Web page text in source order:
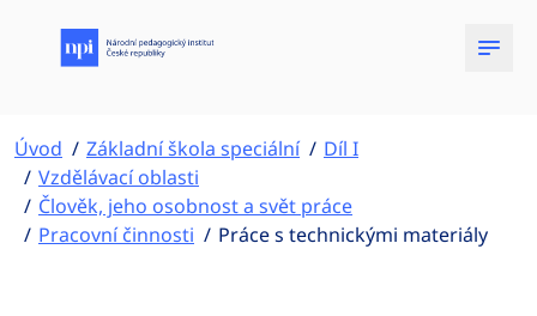
Úvod Základní škola speciální
Díl I
Vzdělávací oblasti
Člověk, jeho osobnost a svět práce
Pracovní činnosti
Práce s technickými materiály